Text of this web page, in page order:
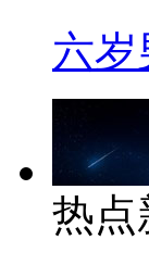
六
热点